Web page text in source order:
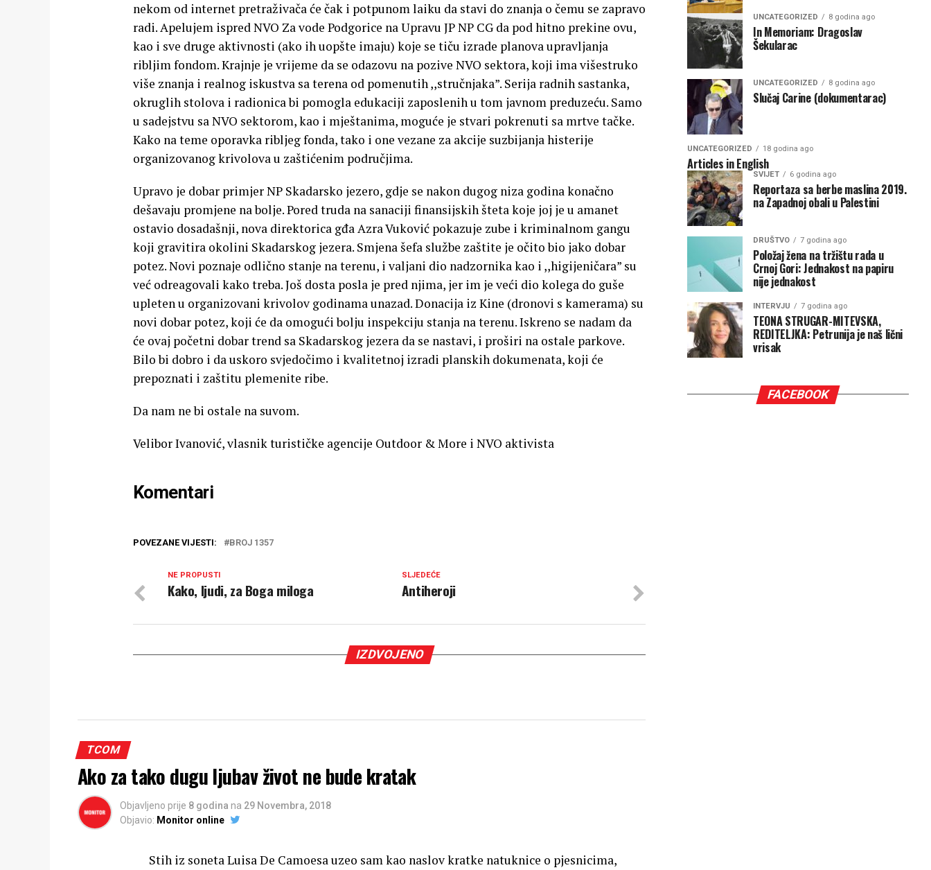
nekom od internet pretraživača će čak i potpunom laiku da stavi do znanja o čemu se zapravo
radi. Apelujem ispred NVO Za vode Podgorice na Upravu JP NP CG da pod hitno prekine ovu,
kao i sve druge aktivnosti (ako ih uopšte imaju) koje se tiču izrade planova upravljanja
ribljim fondom. Krajnje je vrijeme da se odazovu na pozive NVO sektora, koji ima višestruko
više znanja i realnog iskustva sa terena od pomenutih ,,stručnjaka”. Serija radnih sastanka,
okruglih stolova i radionica bi pomogla edukaciji zaposlenih u tom javnom preduzeću. Samo
u sadejstvu sa NVO sektorom, kao i mještanima, moguće je stvari pokrenuti sa mrtve tačke.
Kako na teme oporavka ribljeg fonda, tako i one vezane za akcije suzbijanja histerije
organizovanog krivolova u zaštićenim područjima.
Upravo je dobar primjer NP Skadarsko jezero, gdje se nakon dugog niza godina konačno
dešavaju promjene na bolje. Pored truda na sanaciji finansijskih šteta koje joj je u amanet
ostavio dosadašnji, nova direktorica gđa Azra Vuković pokazuje zube i kriminalnom gangu
koji gravitira okolini Skadarskog jezera. Smjena šefa službe zaštite je očito bio jako dobar
potez. Novi poznaje odlično stanje na terenu, i valjani dio nadzornika kao i ,,higijeničara” su
već odreagovali kako treba. Još dosta posla je pred njima, jer im je veći dio kolega do guše
upleten u organizovani krivolov godinama unazad. Donacija iz Kine (dronovi s kamerama) su
novi dobar potez, koji će da omogući bolju inspekciju stanja na terenu. Iskreno se nadam da
će ovaj početni dobar trend sa Skadarskog jezera da se nastavi, i proširi na ostale parkove.
Bilo bi dobro i da uskoro svjedočimo i kvalitetnoj izradi planskih dokumenata, koji će
prepoznati i zaštitu plemenite ribe.
Da nam ne bi ostale na suvom.
Velibor Ivanović, vlasnik turističke agencije Outdoor & More i NVO aktivistа
Komentari
POVEZANE VIJESTI: BROJ 1357
SLJEDEĆE
Antiheroji
NE PROPUSTI
Kako, ljudi, za Boga miloga
IZDVOJENO
TCOM
Ako za tako dugu ljubav život ne bude kratak
Objavljeno prije 8 godina na 29 Novembra, 2018
Objavio: Monitor online
Stih iz soneta Luisa De Camoesa uzeo sam kao naslov kratke natuknice o pjesnicima,
UNCATEGORIZED 8 godina ago
In Memoriam: Dragoslav
Šekularac
UNCATEGORIZED 8 godina ago
Slučaj Carine (dokumentarac)
UNCATEGORIZED 18 godina ago
Articles in English
SVIJET 6 godina ago
Reportaza sa berbe maslina 2019.
na Zapadnoj obali u Palestini
DRUŠTVO 7 godina ago
Položaj žena na tržištu rada u
Crnoj Gori: Jednakost na papiru
nije jednakost
INTERVJU 7 godina ago
TEONA STRUGAR-MITEVSKA,
REDITELJKA: Petrunija je naš lični
vrisak
FACEBOOK